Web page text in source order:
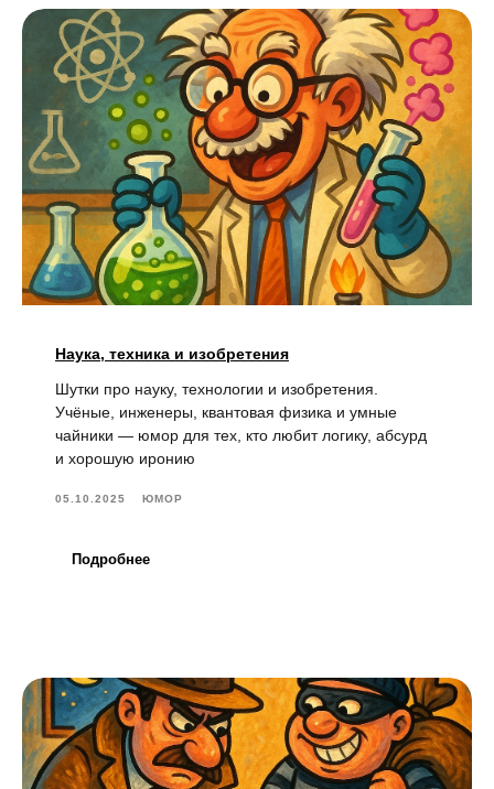
Наука, техника и изобретения
Шутки про науку, технологии и изобретения.
Учёные, инженеры, квантовая физика и умные
чайники — юмор для тех, кто любит логику, абсурд
и хорошую иронию
05.10.2025 ЮМОР
Подробнее